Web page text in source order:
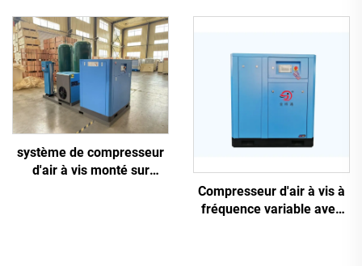
triphasée
système de compresseur
d'air à vis monté sur
Compresseur d'air à vis à
fréquence variable avec